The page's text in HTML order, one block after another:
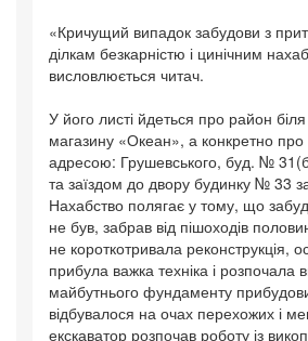
«Кричущий випадок забудови з
ділкам безкарністю і цинічним
висловлюється читач.
У його листі йдеться про район
магазину «Океан», а конкретно
адресою: Грушевського, буд. №
та заїздом до двору будинку № 33
Нахабство полягає у тому, що
не був, забрав від пішоходів
не короткотривала реконструкція,
прибула важка техніка і розпочала
майбутнього фундаменту
відбувалося на очах перехожих і
екскаватор розпочав роботу із